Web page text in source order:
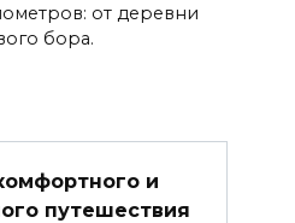
от деревни
бора.
и
путешествия